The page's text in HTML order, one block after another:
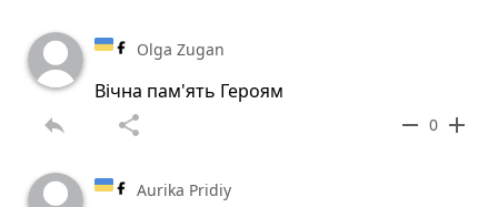
Olga Zugan
Вічна пам'ять Героям
reply share remove 0 add
Aurika Pridiy